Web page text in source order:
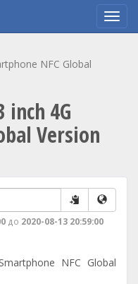
NFC Global
inch 4G
Version
до 2020-08-13 20:59:00
NFC Global